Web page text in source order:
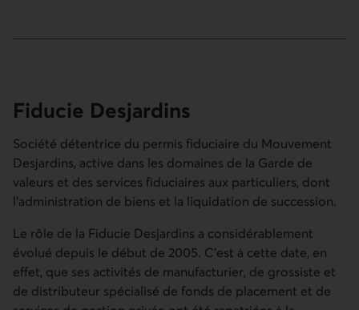
Fiducie Desjardins
Société détentrice du permis fiduciaire du Mouvement
Desjardins, active dans les domaines de la Garde de
valeurs et des services fiduciaires aux particuliers, dont
l'administration de biens et la liquidation de succession.
Le rôle de la Fiducie Desjardins a considérablement
évolué depuis le début de 2005. C'est à cette date, en
effet, que ses activités de manufacturier, de grossiste et
de distributeur spécialisé de fonds de placement et de